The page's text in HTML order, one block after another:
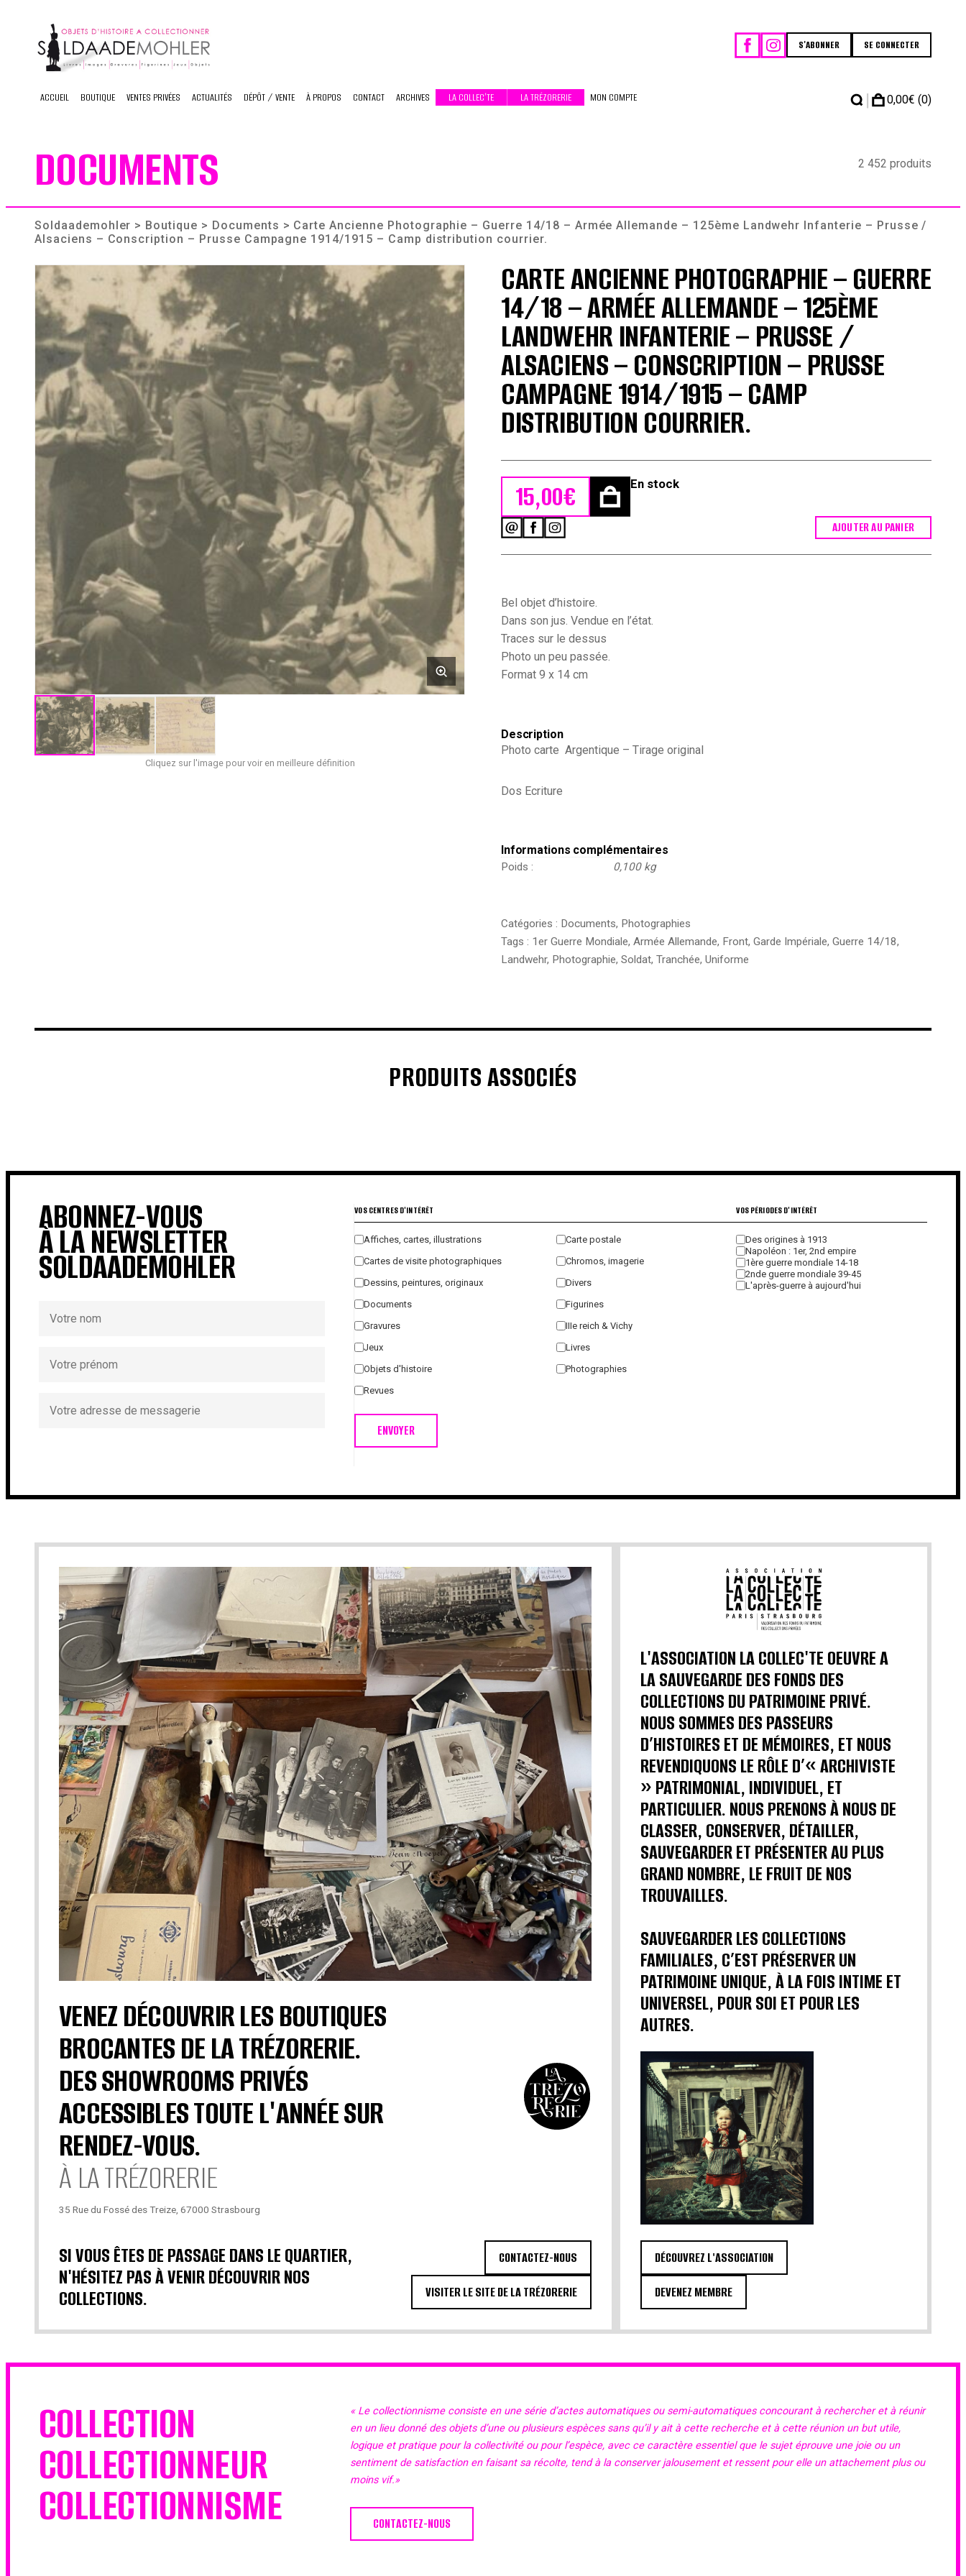
content
S'ABONNER SE CONNECTER
ACCUEIL BOUTIQUE VENTES PRIVÉES ACTUALITÉS DÉPÔT / VENTE À PROPOS CONTACT ARCHIVES LA COLLEC’TE LA TRÉZORERIE MON COMPTE | 0,00€ (0)
DOCUMENTS 2 452 produits
Soldaademohler > Boutique > Documents > Carte Ancienne Photographie – Guerre 14/18 – Armée Allemande – 125ème Landwehr Infanterie – Prusse /
Alsaciens – Conscription – Prusse Campagne 1914/1915 – Camp distribution courrier.
Cliquez sur l'image pour voir en meilleure définition
CARTE ANCIENNE PHOTOGRAPHIE – GUERRE
14/18 – ARMÉE ALLEMANDE – 125ÈME
LANDWEHR INFANTERIE – PRUSSE /
ALSACIENS – CONSCRIPTION – PRUSSE
CAMPAGNE 1914/1915 – CAMP
DISTRIBUTION COURRIER.
15,00€ En stock
-
Guerre
14/18
-
Armée
Allemande
Prusse
Campagne
1914/1915
courrier.
AJOUTER AU PANIER
Bel objet d’histoire.
Dans son jus. Vendue en l’état.
Traces sur le dessus
Photo un peu passée.
Format 9 x 14 cm
Description
Photo carte Argentique – Tirage original
Dos Ecriture
Informations complémentaires
Poids 0,100 kg
Catégories : Documents, Photographies
Tags : 1er Guerre Mondiale, Armée Allemande, Front, Garde Impériale, Guerre 14/18,
Landwehr, Photographie, Soldat, Tranchée, Uniforme
PRODUITS ASSOCIÉS
ABONNEZ-VOUS
À LA NEWSLETTER
SOLDAADEMOHLER
VOS CENTRES D'INTÉRÊT
Affiches, cartes, illustrations
Carte postale
Cartes de visite photographiques
Chromos, imagerie
Dessins, peintures, originaux
Divers
Documents
Figurines
Gravures
IIIe reich & Vichy
Jeux
Livres
Objets d'histoire
Photographies
Revues
ENVOYER
VOS PÉRIODES D'INTÉRÊT
Des origines à 1913
Napoléon : 1er, 2nd empire
1ère guerre mondiale 14-18
2nde guerre mondiale 39-45
L'après-guerre à aujourd'hui
VENEZ DÉCOUVRIR LES BOUTIQUES
BROCANTES DE LA TRÉZORERIE.
DES SHOWROOMS PRIVÉS
ACCESSIBLES TOUTE L'ANNÉE SUR
RENDEZ-VOUS.
À LA TRÉZORERIE
35 Rue du Fossé des Treize, 67000 Strasbourg
SI VOUS ÊTES DE PASSAGE DANS LE QUARTIER,
N'HÉSITEZ PAS À VENIR DÉCOUVRIR NOS
COLLECTIONS.
CONTACTEZ-NOUS
VISITER LE SITE DE LA TRÉZORERIE
L'ASSOCIATION LA COLLEC'TE OEUVRE A
LA SAUVEGARDE DES FONDS DES
COLLECTIONS DU PATRIMOINE PRIVÉ.
NOUS SOMMES DES PASSEURS
D’HISTOIRES ET DE MÉMOIRES, ET NOUS
REVENDIQUONS LE RÔLE D’« ARCHIVISTE
» PATRIMONIAL, INDIVIDUEL, ET
PARTICULIER. NOUS PRENONS À NOUS DE
CLASSER, CONSERVER, DÉTAILLER,
SAUVEGARDER ET PRÉSENTER AU PLUS
GRAND NOMBRE, LE FRUIT DE NOS
TROUVAILLES.
SAUVEGARDER LES COLLECTIONS
FAMILIALES, C’EST PRÉSERVER UN
PATRIMOINE UNIQUE, À LA FOIS INTIME ET
UNIVERSEL, POUR SOI ET POUR LES
AUTRES.
DÉCOUVREZ L'ASSOCIATION
DEVENEZ MEMBRE
COLLECTION
COLLECTIONNEUR
COLLECTIONNISME
« Le collectionnisme consiste en une série d’actes automatiques ou semi-automatiques concourant à rechercher et à réunir
en un lieu donné des objets d’une ou plusieurs espèces sans qu’il y ait à cette recherche et à cette réunion un but utile,
logique et pratique pour la collectivité ou pour l’espèce, avec ce caractère essentiel que le sujet éprouve une joie ou un
sentiment de satisfaction en faisant sa récolte, tend à la conserver jalousement et ressent pour elle un attachement plus ou
moins vif.»
CONTACTEZ-NOUS